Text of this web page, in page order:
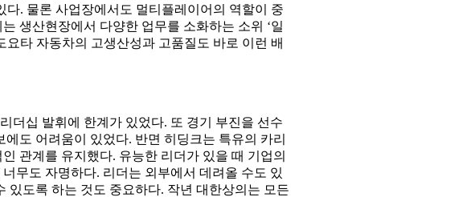
. 물론 사업장에서도 멀티플레이어의 역할이 중
생산현장에서 다양한 업무를 소화하는 소위 ‘일
타 자동차의 고생산성과 고품질도 바로 이런 배
더십 발휘에 한계가 있었다. 또 경기 부진을 선수
도 어려움이 있었다. 반면 히딩크는 특유의 카리
관계를 유지했다. 유능한 리더가 있을 때 기업의
무도 자명하다. 리더는 외부에서 데려올 수도 있
있도록 하는 것도 중요하다. 작년 대한상의는 모든